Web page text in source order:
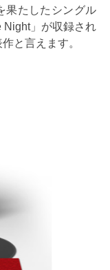
果たしたシングル
Night」が収録され
と言えます。